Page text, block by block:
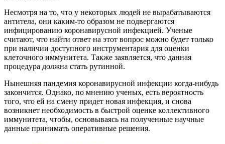
Несмотря на то, что у некоторых людей не вырабатываются
антитела, они каким-то образом не подвергаются
инфицированию коронавирусной инфекцией. Ученые
считают, что найти ответ на этот вопрос можно будет только
при наличии доступного инструментария для оценки
клеточного иммунитета. Также заявляется, что данная
процедура должна стать рутинной.
Нынешняя пандемия коронавирусной инфекции когда-нибудь
закончится. Однако, по мнению ученых, есть вероятность
того, что ей на смену придет новая инфекция, и снова
возникнет необходимость в быстрой оценке коллективного
иммунитета, чтобы, основываясь на полученные научные
данные принимать оперативные решения.